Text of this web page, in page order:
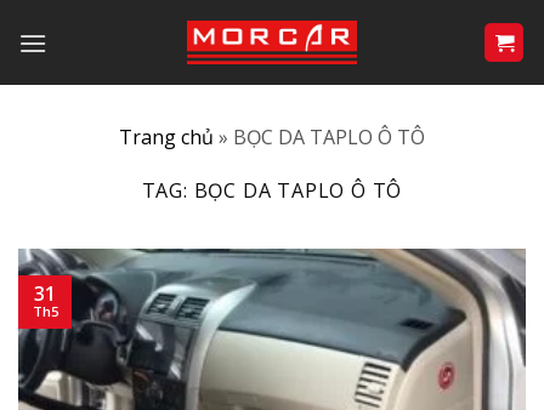
qua
nội
Trang chủ » BỌC DA TAPLO Ô TÔ
TAG: BỌC DA TAPLO Ô TÔ
31
Th5